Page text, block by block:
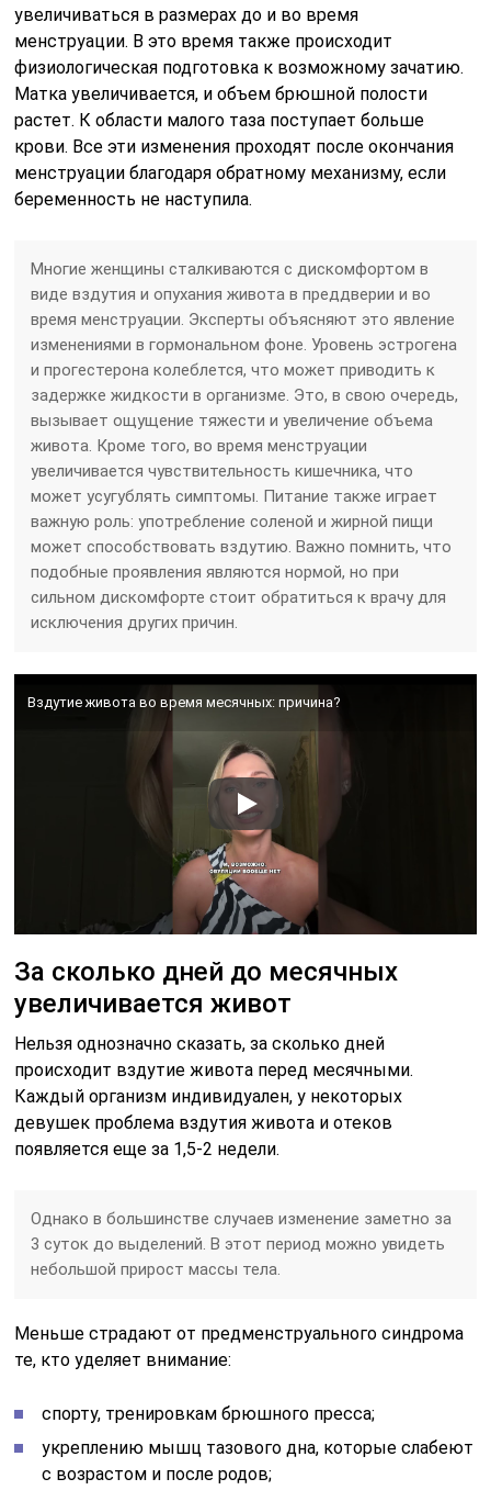
увеличиваться в размерах до и во время
менструации. В это время также происходит
физиологическая подготовка к возможному зачатию.
Матка увеличивается, и объем брюшной полости
растет. К области малого таза поступает больше
крови. Все эти изменения проходят после окончания
менструации благодаря обратному механизму, если
беременность не наступила.
Многие женщины сталкиваются с дискомфортом в
виде вздутия и опухания живота в преддверии и во
время менструации. Эксперты объясняют это явление
изменениями в гормональном фоне. Уровень эстрогена
и прогестерона колеблется, что может приводить к
задержке жидкости в организме. Это, в свою очередь,
вызывает ощущение тяжести и увеличение объема
живота. Кроме того, во время менструации
увеличивается чувствительность кишечника, что
может усугублять симптомы. Питание также играет
важную роль: употребление соленой и жирной пищи
может способствовать вздутию. Важно помнить, что
подобные проявления являются нормой, но при
сильном дискомфорте стоит обратиться к врачу для
исключения других причин.
Вздутие живота во время месячных: причина?
За сколько дней до месячных
увеличивается живот
Нельзя однозначно сказать, за сколько дней
происходит вздутие живота перед месячными.
Каждый организм индивидуален, у некоторых
девушек проблема вздутия живота и отеков
появляется еще за 1,5-2 недели.
Однако в большинстве случаев изменение заметно за
3 суток до выделений. В этот период можно увидеть
небольшой прирост массы тела.
Меньше страдают от предменструального синдрома
те, кто уделяет внимание:
спорту, тренировкам брюшного пресса;
укреплению мышц тазового дна, которые слабеют
с возрастом и после родов;